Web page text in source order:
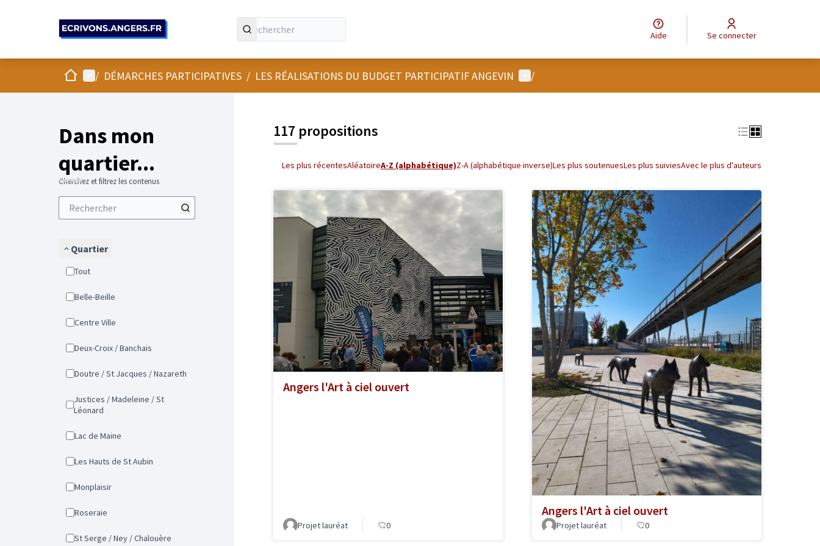
Aide Se connecter
AccueilMenu principal
/ DÉMARCHES PARTICIPATIVES / LES RÉALISATIONS DU BUDGET PARTICIPATIF ANGEVIN Menu utilisateur
/
Dans mon
quartier...
Cherchez et filtrez les contenus
Quartier
Tout
Belle-Beille
Centre Ville
Deux-Croix / Banchais
Doutre / St Jacques / Nazareth
Justices / Madeleine / St
Léonard
Lac de Maine
Les Hauts de St Aubin
Monplaisir
Roseraie
St Serge / Ney / Chalouère
117 propositions
Les plus récentesAléatoireA-Z (alphabétique)Z-A (alphabétique inverse)Les plus soutenuesLes plus suiviesAvec le plus d'auteurs
Angers l'Art à ciel ouvert
Projet lauréat 0
Angers l'Art à ciel ouvert
Projet lauréat 0